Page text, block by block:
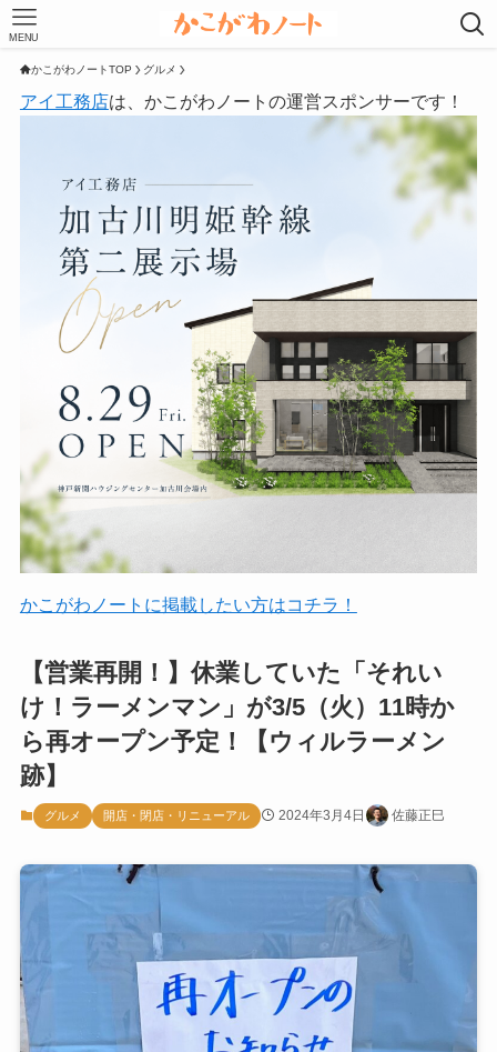
MENU
かこがわノートTOP グルメ
アイ工務店は、かこがわノートの運営スポンサーです！
かこがわノートに掲載したい方はコチラ！
【営業再開！】休業していた「それい
け！ラーメンマン」が3/5（火）11時か
ら再オープン予定！【ウィルラーメン
跡】
グルメ 開店・閉店・リニューアル 2024年3月4日 佐藤正巳